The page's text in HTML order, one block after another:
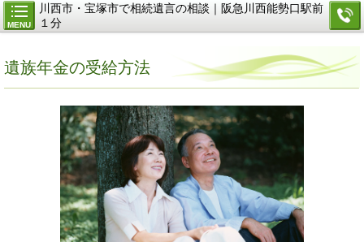
MENU
川西市・宝塚市で相続遺言の相談｜阪急川西能勢口駅前
１分
遺族年金の受給方法